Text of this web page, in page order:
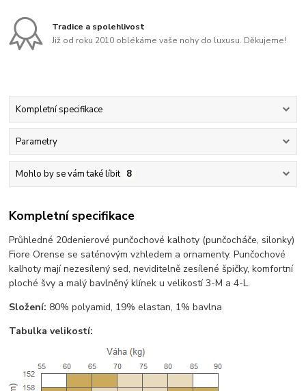
Tradice a spolehlivost
Již od roku 2010 oblékáme vaše nohy do luxusu. Děkujeme!
Kompletní specifikace
Parametry
Mohlo by se vám také líbit 8
Kompletní specifikace
Průhledné 20denierové punčochové kalhoty (punčocháče, silonky)
Fiore Orense se saténovým vzhledem a ornamenty. Punčochové
kalhoty mají nezesílený sed, neviditelně zesílené špičky, komfortní
ploché švy a malý bavlněný klínek u velikostí 3-M a 4-L.
Složení: 80% polyamid, 19% elastan, 1% bavlna
Tabulka velikostí: